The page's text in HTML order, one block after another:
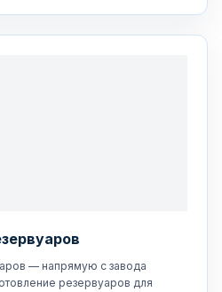
— напрямую с завода
резервуаров для